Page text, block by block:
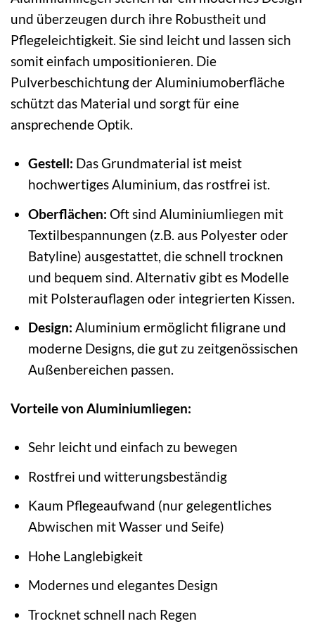
und überzeugen durch ihre Robustheit und
Pflegeleichtigkeit. Sie sind leicht und lassen sich
somit einfach umpositionieren. Die
Pulverbeschichtung der Aluminiumoberfläche
schützt das Material und sorgt für eine
ansprechende Optik.
Gestell: Das Grundmaterial ist meist
hochwertiges Aluminium, das rostfrei ist.
Oberflächen: Oft sind Aluminiumliegen mit
Textilbespannungen (z.B. aus Polyester oder
Batyline) ausgestattet, die schnell trocknen
und bequem sind. Alternativ gibt es Modelle
mit Polsterauflagen oder integrierten Kissen.
Design: Aluminium ermöglicht filigrane und
moderne Designs, die gut zu zeitgenössischen
Außenbereichen passen.
Vorteile von Aluminiumliegen:
Sehr leicht und einfach zu bewegen
Rostfrei und witterungsbeständig
Kaum Pflegeaufwand (nur gelegentliches
Abwischen mit Wasser und Seife)
Hohe Langlebigkeit
Modernes und elegantes Design
Trocknet schnell nach Regen